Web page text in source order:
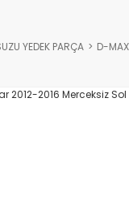
YEDEK PARÇA D-MAX